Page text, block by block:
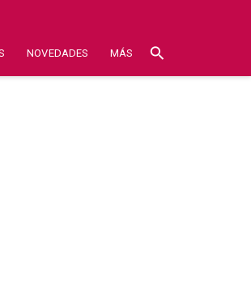
NOVEDADES MÁS search